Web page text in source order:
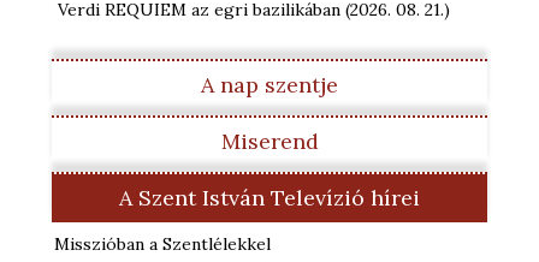
Verdi REQUIEM az egri bazilikában (2026. 08. 21.)
A nap szentje
Miserend
A Szent István Televízió hírei
Misszióban a Szentlélekkel